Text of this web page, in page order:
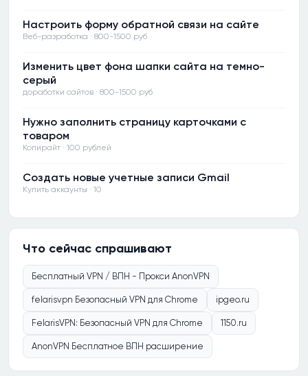
Настроить форму обратной связи на сайте
Веб-разработка · 800-1500 руб
Изменить цвет фона шапки сайта на темно-
серый
доработки сайтов · 800-1500 руб
Нужно заполнить страницу карточками с
товаром
Копирайт · 100 рублей
Создать новые учетные записи Gmail
Купить аккаунты · 10
Что сейчас спрашивают
Бесплатный VPN / ВПН - Прокси AnonVPN
felarisvpn Безопасный VPN для Chrome ipgeo.ru
FelarisVPN: Безопасный VPN для Chrome 1150.ru
AnonVPN Бесплатное ВПН расширение